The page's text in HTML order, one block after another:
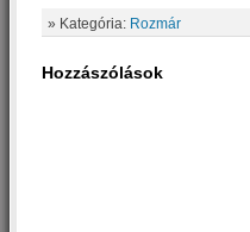
» Kategória: Rozmár
Hozzászólások